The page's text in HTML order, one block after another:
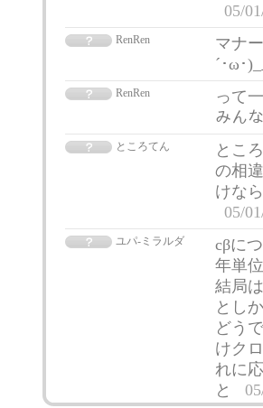
05/
RenRen
マナ
´･ω･
RenRen
って
みん
ところてん
とこ
の相
けな
05/
ユパ‐ミラルダ
cβに
年単
結局
とし
どう
けク
れに
と